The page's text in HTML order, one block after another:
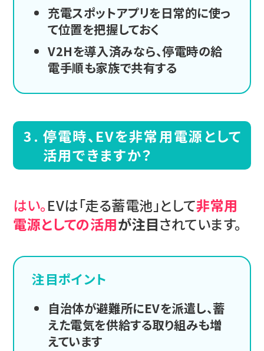
充電スポットアプリを日常的に使っ
て位置を把握しておく
V2Hを導入済みなら、停電時の給
電手順も家族で共有する
停電時、EVを非常用電源として
活用できますか？
はい。EVは「走る蓄電池」として非常用
電源としての活用が注目されています。
注目ポイント
自治体が避難所にEVを派遣し、蓄
えた電気を供給する取り組みも増
えています